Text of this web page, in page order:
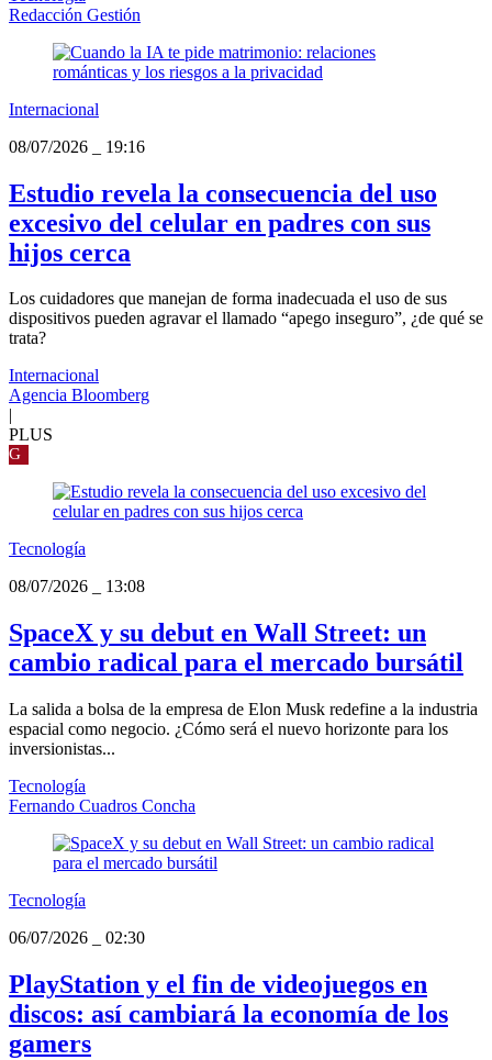
Redacción Gestión
Internacional
08/07/2026
19:16
Estudio revela la consecuencia del uso
excesivo del celular en padres con sus
hijos cerca
Los cuidadores que manejan de forma inadecuada el uso de sus
dispositivos pueden agravar el llamado “apego inseguro”, ¿de qué se
trata?
Internacional
Agencia Bloomberg
|
PLUS
G
Tecnología
08/07/2026
13:08
SpaceX y su debut en Wall Street: un
cambio radical para el mercado bursátil
La salida a bolsa de la empresa de Elon Musk redefine a la industria
espacial como negocio. ¿Cómo será el nuevo horizonte para los
inversionistas...
Tecnología
Fernando Cuadros Concha
Tecnología
06/07/2026
02:30
PlayStation y el fin de videojuegos en
discos: así cambiará la economía de los
gamers